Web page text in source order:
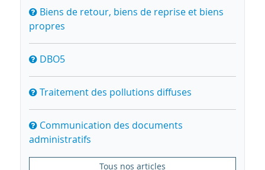
Biens de retour, biens de reprise et biens
propres
DBO5
Traitement des pollutions diffuses
Communication des documents
administratifs
Tous nos articles